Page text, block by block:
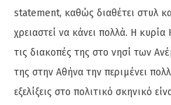
statement, καθώς διαθέτει στυλ
χρειαστεί να κάνει πολλά. Η
τις διακοπές της στο νησί των
της στην Αθήνα την περιμένει
εξελίξεις στο πολιτικό σκηνικό